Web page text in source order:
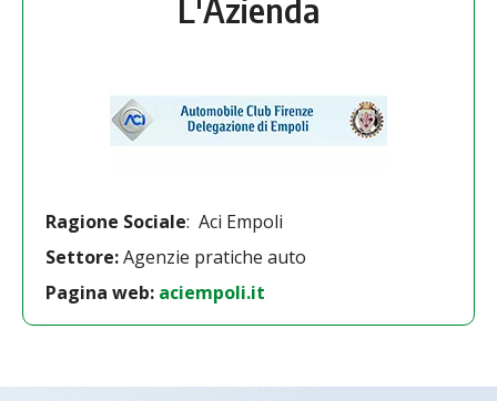
L'Azienda
Ragione Sociale: Aci Empoli
Settore:Agenzie pratiche auto
Pagina web: aciempoli.it